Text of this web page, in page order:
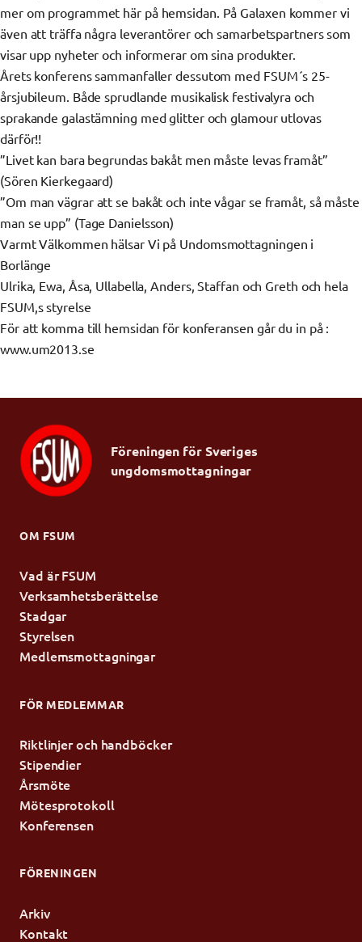
mer om programmet här på hemsidan. På Galaxen kommer vi
även att träffa några leverantörer och samarbetspartners som
visar upp nyheter och informerar om sina produkter.
Årets konferens sammanfaller dessutom med FSUM´s 25-
årsjubileum. Både sprudlande musikalisk festivalyra och
sprakande galastämning med glitter och glamour utlovas
därför!!
”Livet kan bara begrundas bakåt men måste levas framåt”
(Sören Kierkegaard)
”Om man vägrar att se bakåt och inte vågar se framåt, så måste
man se upp” (Tage Danielsson)
Varmt Välkommen hälsar Vi på Undomsmottagningen i
Borlänge
Ulrika, Ewa, Åsa, Ullabella, Anders, Staffan och Greth och hela
FSUM,s styrelse
För att komma till hemsidan för konferansen går du in på :
www.um2013.se
Föreningen för Sveriges
ungdomsmottagningar
OM FSUM
Vad är FSUM
Verksamhetsberättelse
Stadgar
Styrelsen
Medlemsmottagningar
FÖR MEDLEMMAR
Riktlinjer och handböcker
Stipendier
Årsmöte
Mötesprotokoll
Konferensen
FÖRENINGEN
Arkiv
Kontakt